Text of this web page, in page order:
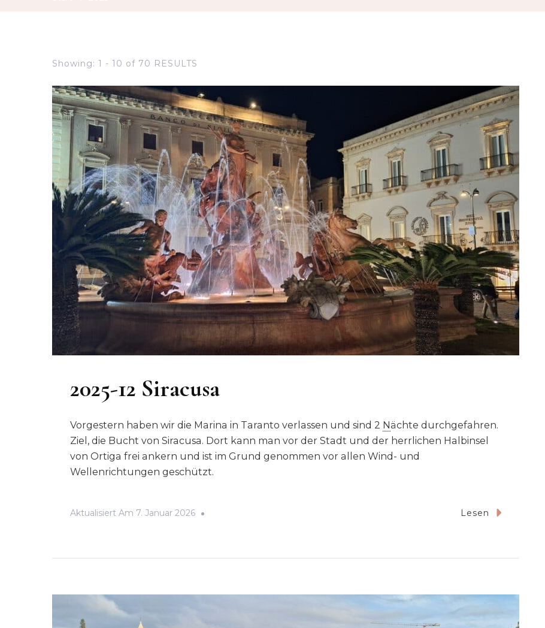
Showing: 1 - 10 of 70 RESULTS
2025-12 Siracusa
Vorgestern haben wir die Marina in Taranto verlassen und sind 2 Nächte durchgefahren.
Ziel, die Bucht von Siracusa. Dort kann man vor der Stadt und der herrlichen Halbinsel
von Ortiga frei ankern und ist im Grund genommen vor allen Wind- und
Wellenrichtungen geschützt.
Aktualisiert Am 7. Januar 2026 Lesen